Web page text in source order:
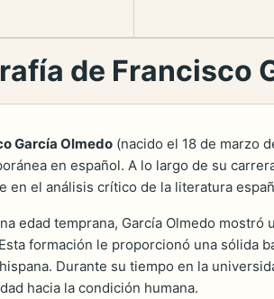
de Francisco
García Olmedo (nacido el 18 de marzo
en español. A lo largo de su
en el análisis crítico de la literatura
edad temprana, García Olmedo
formación le proporcionó una sólida
Durante su tiempo en la
hacia la condición humana.